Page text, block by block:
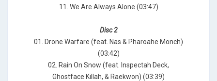
11. We Are Always Alone (03:47)
Disc 2
01. Drone Warfare (feat. Nas & Pharoahe Monch)
(03:42)
02. Rain On Snow (feat. Inspectah Deck,
Ghostface Killah, & Raekwon) (03:39)